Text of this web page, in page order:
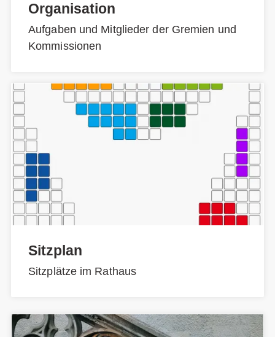
Organisation
Aufgaben und Mitglieder der Gremien und
Kommissionen
Sitzplan
Sitzplätze im Rathaus